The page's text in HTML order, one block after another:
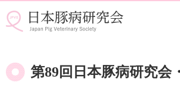
第89回日本豚病研究会